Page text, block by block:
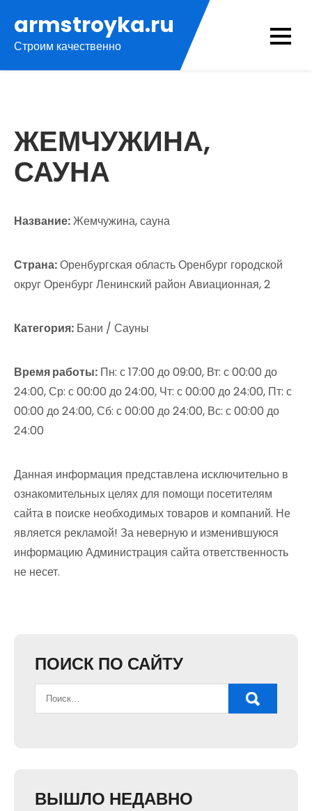
содержимому
armstroyka.ru
Строим качественно
ЖЕМЧУЖИНА,
САУНА
Название:Жемчужина, сауна
Страна:Оренбургская область Оренбург городской
округ Оренбург Ленинский район Авиационная, 2
Категория: Бани / Сауны
Время работы: Пн: с 17:00 до 09:00, Вт: с 00:00 до
24:00, Ср: с 00:00 до 24:00, Чт: с 00:00 до 24:00, Пт: с
00:00 до 24:00, Сб: с 00:00 до 24:00, Вс: с 00:00 до
24:00
Данная информация представлена исключительно в
ознакомительных целях для помощи посетителям
сайта в поиске необходимых товаров и компаний. Не
является рекламой! За неверную и изменившуюся
информацию Администрация сайта ответственность
не несет.
ПОИСК ПО САЙТУ
ВЫШЛО НЕДАВНО